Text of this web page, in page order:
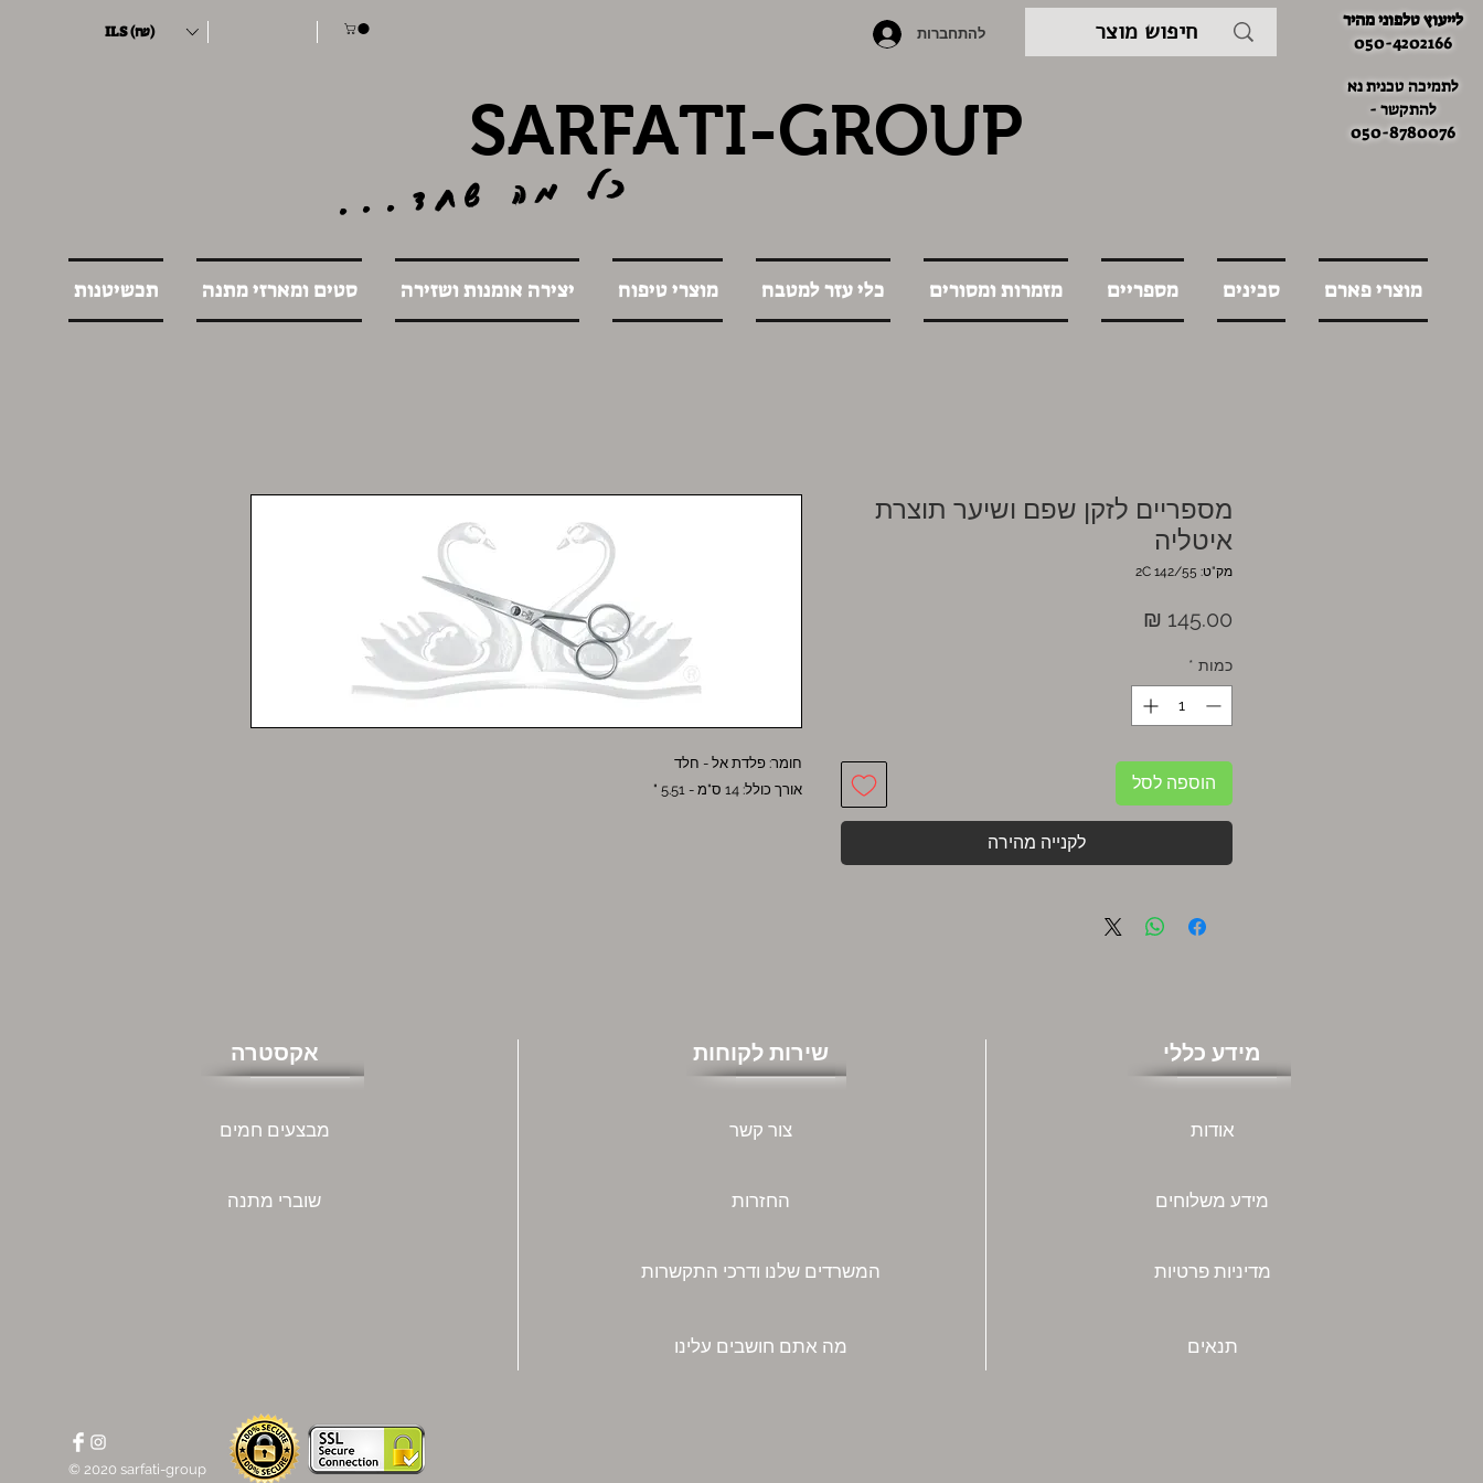
לייעוץ טלפוני מהיר
050-4202166
לתמיכה טכנית נא
להתקשר -
050-8780076
ILS (₪) להתחברות
SARFATI-GROUP
כל מה שחד...
מוצרי פארם סכינים מספריים מזמרות ומסורים כלי עזר למטבח מוצרי טיפוח יצירה אומנות ושזירה סטים ומארזי מתנה תכשיטנות
חומר: פלדת אל - חלד
אורך כולל: 14 ס"מ - 5.51 "
מספריים לזקן שפם ושיער תוצרת
איטליה
מק"ט: 2C 142/55
כמות *
הוספה לסל
לקנייה מהירה
אקסטרה
מבצעים חמים
שוברי מתנה
שירות לקוחות
צור קשר
החזרות
המשרדים שלנו ודרכי התקשרות
מה אתם חושבים עלינו
מידע כללי
אודות
מידע משלוחים
מדיניות פרטיות
תנאים
© 2020 sarfati-group